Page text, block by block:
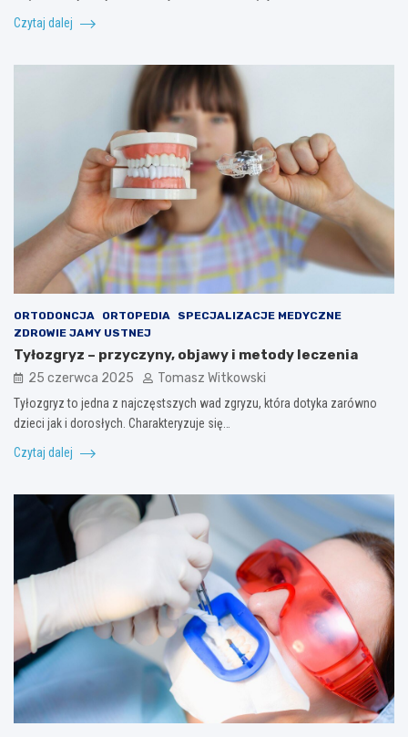
Czytaj dalej
ORTODONCJA ORTOPEDIA
SPECJALIZACJE MEDYCZNE
ZDROWIE JAMY USTNEJ
Tyłozgryz – przyczyny, objawy i metody leczenia
25 czerwca 2025 Tomasz Witkowski
Tyłozgryz to jedna z najczęstszych wad zgryzu, która dotyka zarówno
dzieci jak i dorosłych. Charakteryzuje się…
Czytaj dalej